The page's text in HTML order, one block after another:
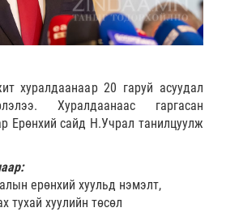
хуралдаанаар 20 гаруй асуудал
Хуралдаанаас гаргасан
Ерөнхий сайд Н.Учрал танилцуулж
ерөнхий хуульд нэмэлт,
тухай хуулийн төсөл